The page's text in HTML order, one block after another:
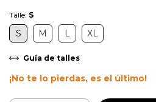
Talle: S
S M L XL
Guía de talles
¡No te lo pierdas, es el último!